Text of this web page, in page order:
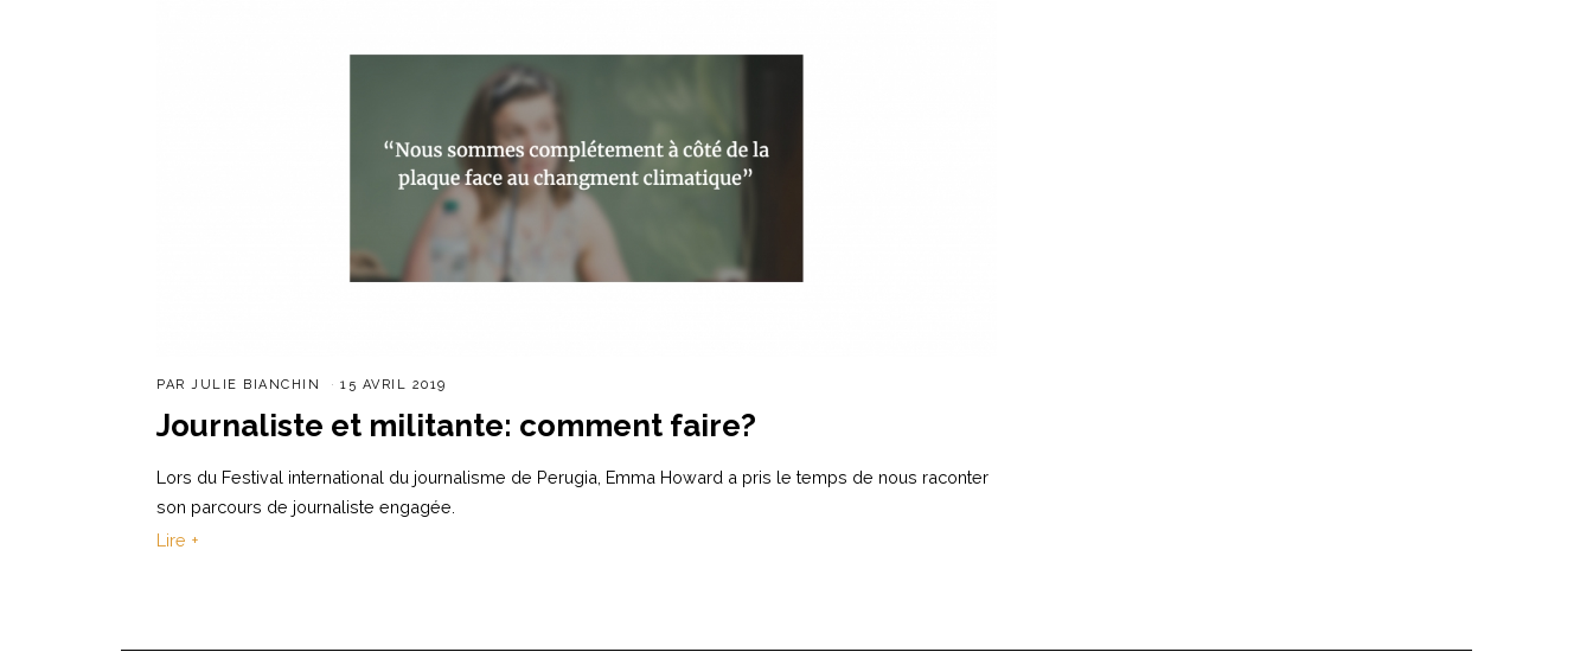
PAR JULIE BIANCHIN 15 AVRIL 2019
Journaliste et militante: comment faire?
Lors du Festival international du journalisme de Perugia, Emma Howard a pris le temps de nous raconter
son parcours de journaliste engagée.
Lire +